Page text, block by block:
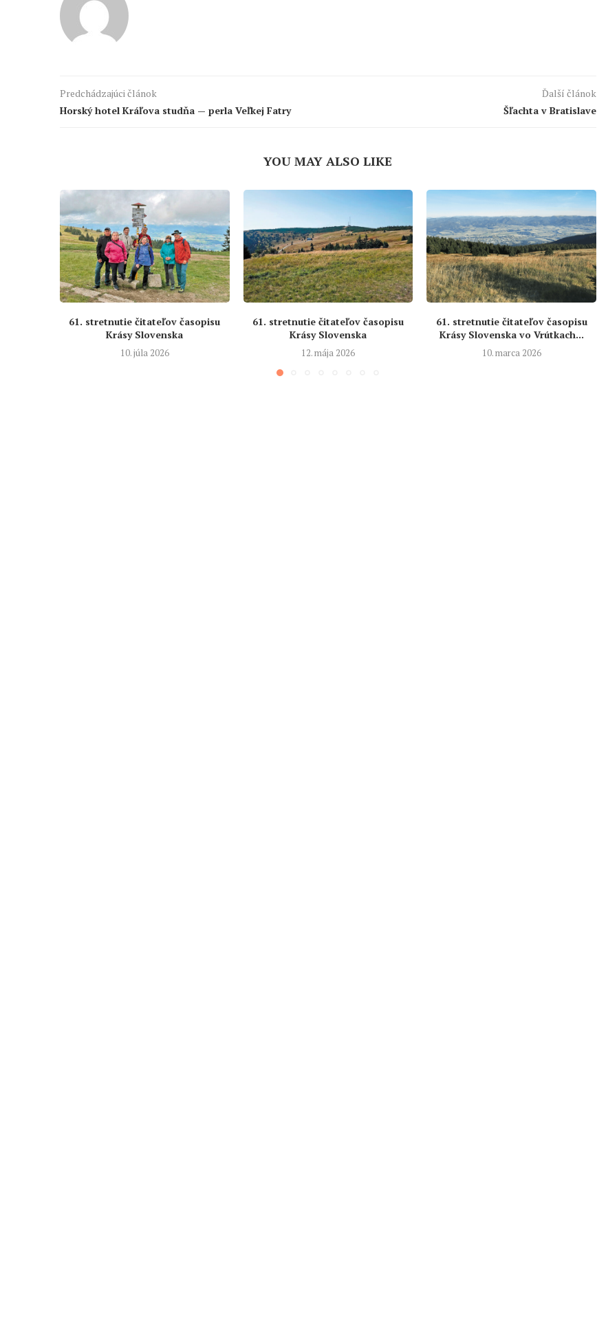
Predchádzajúci článok
Horský hotel Kráľova studňa — perla Veľkej Fatry
Ďalší článok
Šľachta v Bratislave
YOU MAY ALSO LIKE
61. stretnutie čitateľov časopisu
Krásy Slovenska
10. júla 2026
61. stretnutie čitateľov časopisu
Krásy Slovenska
12. mája 2026
61. stretnutie čitateľov časopisu
Krásy Slovenska vo Vrútkach...
10. marca 2026